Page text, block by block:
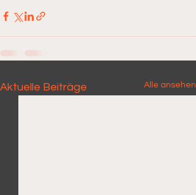
Aktuelle Beiträge Alle ansehen